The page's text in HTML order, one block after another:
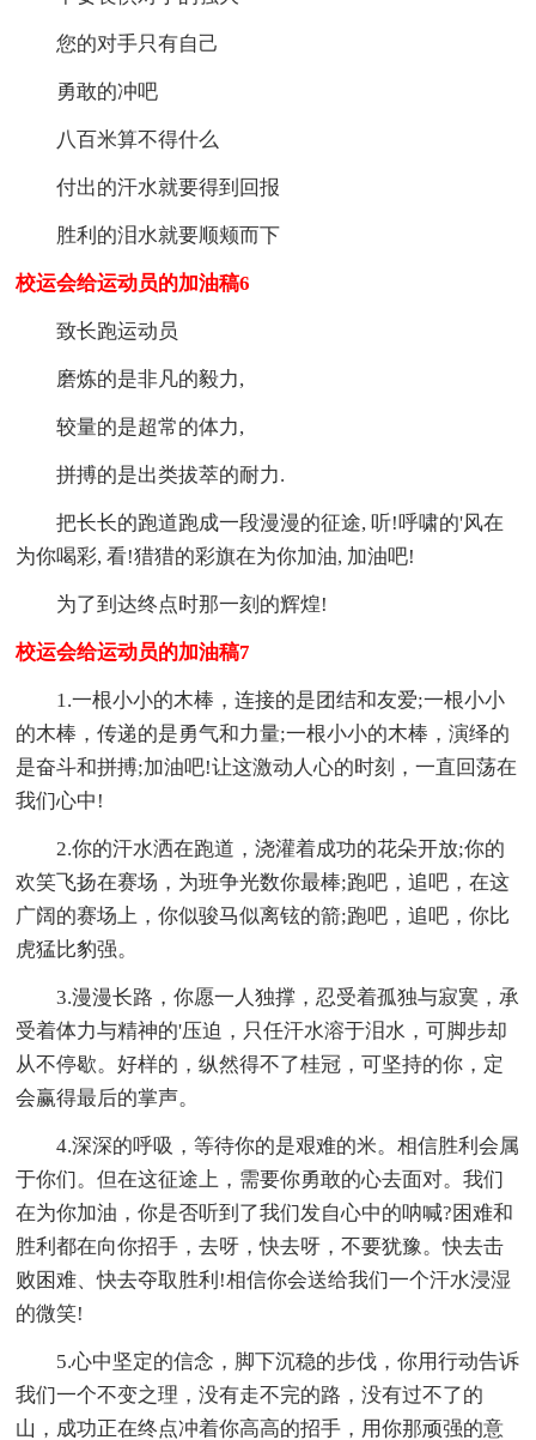
您的对手只有自己
勇敢的冲吧
八百米算不得什么
付出的汗水就要得到回报
胜利的泪水就要顺颊而下
校运会给运动员的加油稿6
致长跑运动员
磨炼的是非凡的毅力,
较量的是超常的体力,
拼搏的是出类拔萃的耐力.
把长长的跑道跑成一段漫漫的征途, 听!呼啸的'风在
为你喝彩, 看!猎猎的彩旗在为你加油, 加油吧!
为了到达终点时那一刻的辉煌!
校运会给运动员的加油稿7
1.一根小小的木棒，连接的是团结和友爱;一根小小
的木棒，传递的是勇气和力量;一根小小的木棒，演绎的
是奋斗和拼搏;加油吧!让这激动人心的时刻，一直回荡在
我们心中!
2.你的汗水洒在跑道，浇灌着成功的花朵开放;你的
欢笑飞扬在赛场，为班争光数你最棒;跑吧，追吧，在这
广阔的赛场上，你似骏马似离铉的箭;跑吧，追吧，你比
虎猛比豹强。
3.漫漫长路，你愿一人独撑，忍受着孤独与寂寞，承
受着体力与精神的'压迫，只任汗水溶于泪水，可脚步却
从不停歇。好样的，纵然得不了桂冠，可坚持的你，定
会赢得最后的掌声。
4.深深的呼吸，等待你的是艰难的米。相信胜利会属
于你们。但在这征途上，需要你勇敢的心去面对。我们
在为你加油，你是否听到了我们发自心中的呐喊?困难和
胜利都在向你招手，去呀，快去呀，不要犹豫。快去击
败困难、快去夺取胜利!相信你会送给我们一个汗水浸湿
的微笑!
5.心中坚定的信念，脚下沉稳的步伐，你用行动告诉
我们一个不变之理，没有走不完的路，没有过不了的
山，成功正在终点冲着你高高的招手，用你那顽强的意